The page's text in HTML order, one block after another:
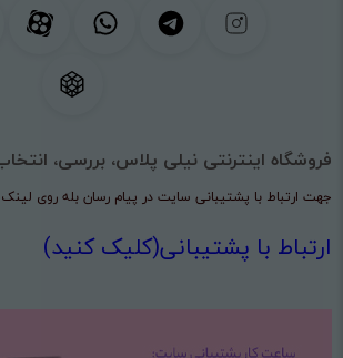
فروشگاه اینترنتی نیلی پلاس، بررسی،
جهت ارتباط با پشتیبانی سایت در پیام رسان بله روی
ارتباط با پشتیبانی(کلیک کنید)